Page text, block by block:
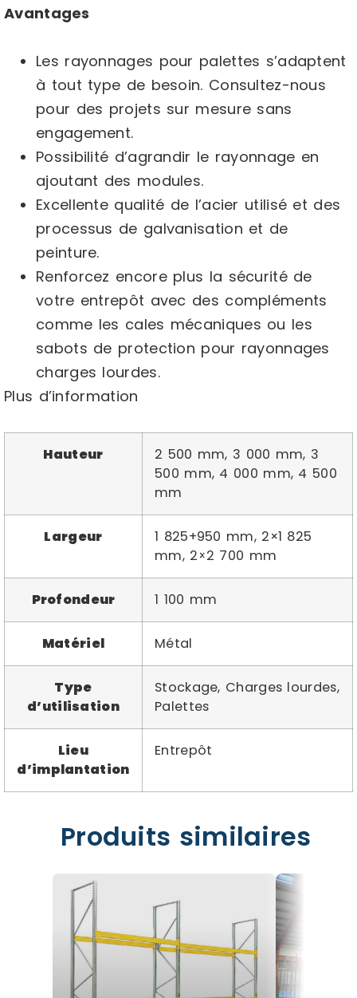
Avantages
Les rayonnages pour palettes s’adaptent
à tout type de besoin. Consultez-nous
pour des projets sur mesure sans
engagement.
Possibilité d’agrandir le rayonnage en
ajoutant des modules.
Excellente qualité de l’acier utilisé et des
processus de galvanisation et de
peinture.
Renforcez encore plus la sécurité de
votre entrepôt avec des compléments
comme les cales mécaniques ou les
sabots de protection pour rayonnages
charges lourdes.
Plus d’information
Hauteur
2 500 mm, 3 000 mm, 3
500 mm, 4 000 mm, 4 500
mm
Largeur
1 825+950 mm, 2×1 825
mm, 2×2 700 mm
Profondeur 1 100 mm
Matériel Métal
Type
d’utilisation
Stockage, Charges lourdes,
Palettes
Lieu
d’implantation
Entrepôt
Produits similaires